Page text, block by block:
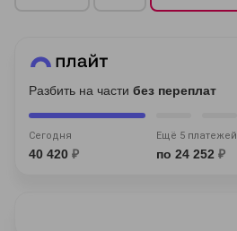
Разбить на части без переплат
Сегодня
40 420 ₽
Ещё 5 платежей
по 24 252 ₽